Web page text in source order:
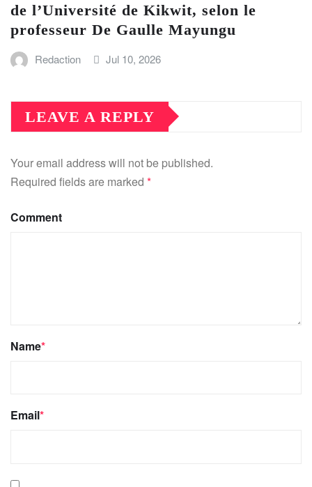
de l’Université de Kikwit, selon le
professeur De Gaulle Mayungu
Redaction Jul 10, 2026
LEAVE A REPLY
Your email address will not be published.
Required fields are marked *
Comment
Name*
Email*